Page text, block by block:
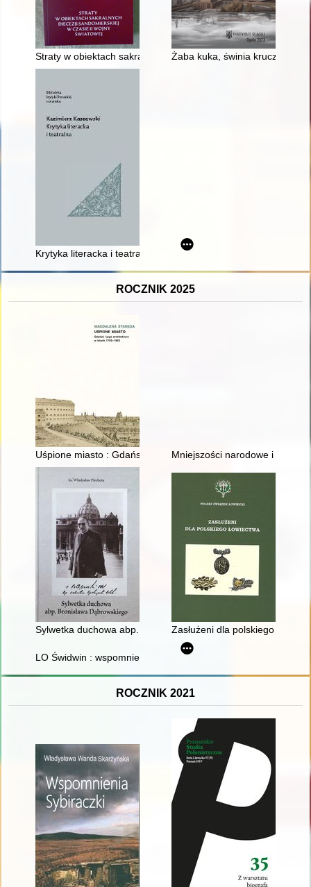
Straty w obiektach sakralnych dekanatu radoszyckiego
Żaba kuka, świnia kruczy : ze
Krytyka literacka i teatralna
ROCZNIK 2025
Uśpione miasto : Gdańsk i jego architektura w latach 1793-
Mniejszości narodowe i
Sylwetka duchowa abp. Bronisława Dąbrowskiego
Zasłużeni dla polskiego
LO Świdwin : wspomnienia absolwentów : rocznik 1975
ROCZNIK 2021